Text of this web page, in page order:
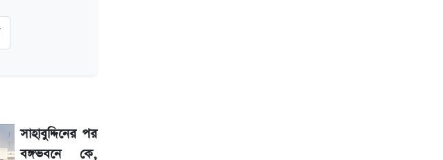
সাহাবুদ্দিনের পর
বঙ্গভবনে কে,